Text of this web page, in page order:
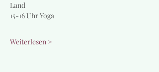
Land
15-16 Uhr Yoga
Weiterlesen >